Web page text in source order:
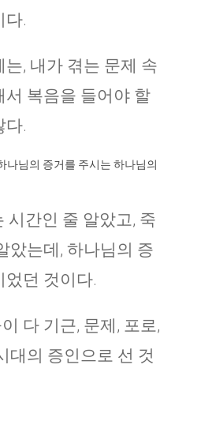
다.
, 내가 겪는 문제 속
서 복음을 들어야 할
다.
나님의 증거를 주시는 하나님의
시간인 줄 알았고, 죽
았는데, 하나님의 증
었던 것이다.
다 기근, 문제, 포로,
대의 증인으로 선 것